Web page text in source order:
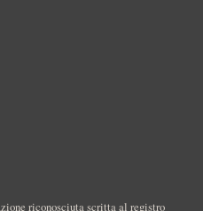
riconosciuta scritta al registro